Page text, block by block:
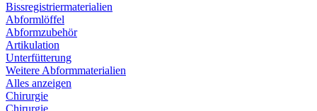
Bissregistriermaterialien
Abformlöffel
Abformzubehör
Artikulation
Unterfütterung
Weitere Abformmaterialien
Alles anzeigen
Chirurgie
Chirurgie